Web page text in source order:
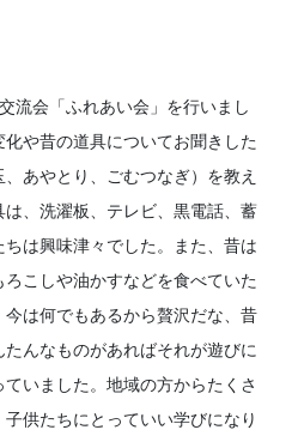
会「ふれあい会」を行いまし
や昔の道具についてお聞きした
あやとり、ごむつなぎ）を教え
、洗濯板、テレビ、黒電話、蓄
は興味津々でした。また、昔は
こしや油かすなどを食べていた
は何でもあるから贅沢だな、昔
んなものがあればそれが遊びに
いました。地域の方からたくさ
供たちにとっていい学びになり